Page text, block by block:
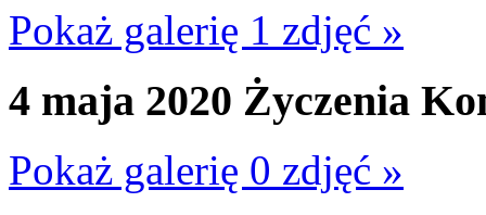
Pokaż galerię 1 zdjęć »
4 maja 2020 Życzenia
Pokaż galerię 0 zdjęć »